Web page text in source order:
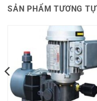
SẢN PHẨM TƯƠNG TỰ